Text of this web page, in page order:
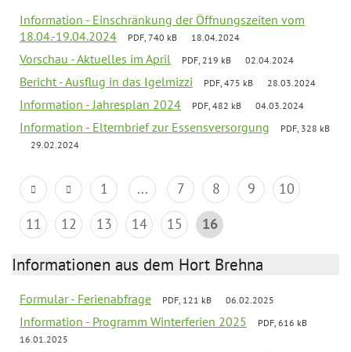
Information - Einschränkung der Öffnungszeiten vom
18.04.-19.04.2024
PDF, 740 kB 18.04.2024
Vorschau - Aktuelles im April PDF, 219 kB 02.04.2024
Bericht - Ausflug in das Igelmizzi PDF, 475 kB 28.03.2024
Information - Jahresplan 2024 PDF, 482 kB 04.03.2024
Information - Elternbrief zur Essensversorgung
PDF, 328 kB
29.02.2024
1 ... 7 8 9
10
11
12 13 14 15 16
Informationen aus dem Hort Brehna
Formular - Ferienabfrage PDF, 121 kB 06.02.2025
Information - Programm Winterferien 2025
PDF, 616 kB
16.01.2025